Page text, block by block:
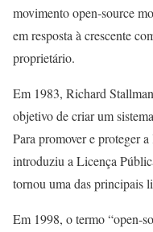
movimento open-source
em resposta à crescente
proprietário.
Em 1983, Richard
objetivo de criar um
Para promover e proteger
introduziu a Licença
tornou uma das principais
Em 1998, o termo “open-